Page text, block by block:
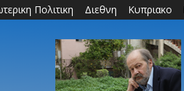
Πολιτικη Διεθνη Κυπριακο